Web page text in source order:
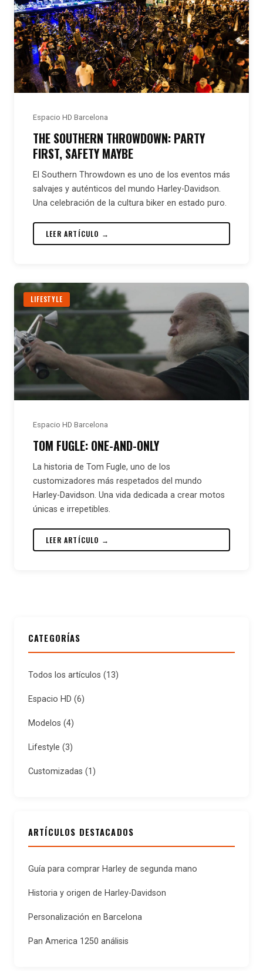
Espacio HD Barcelona
THE SOUTHERN THROWDOWN: PARTY
FIRST, SAFETY MAYBE
El Southern Throwdown es uno de los eventos más
salvajes y auténticos del mundo Harley-Davidson.
Una celebración de la cultura biker en estado puro.
LEER ARTÍCULO →
LIFESTYLE
Espacio HD Barcelona
TOM FUGLE: ONE-AND-ONLY
La historia de Tom Fugle, uno de los
customizadores más respetados del mundo
Harley-Davidson. Una vida dedicada a crear motos
únicas e irrepetibles.
LEER ARTÍCULO →
CATEGORÍAS
Todos los artículos (13)
Espacio HD (6)
Modelos (4)
Lifestyle (3)
Customizadas (1)
ARTÍCULOS DESTACADOS
Guía para comprar Harley de segunda mano
Historia y origen de Harley-Davidson
Personalización en Barcelona
Pan America 1250 análisis